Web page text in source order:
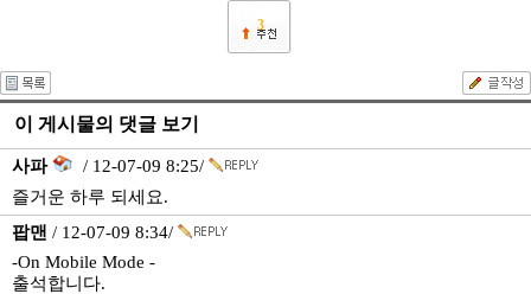
3
이 게시물의 댓글 보기
사파
/ 12-07-09 8:25/
즐거운 하루 되세요.
팝맨 / 12-07-09 8:34/
-On Mobile Mode -
출석합니다.